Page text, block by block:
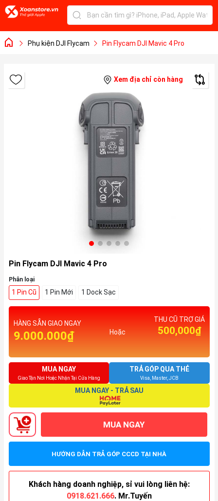
Phụ kiện DJI Flycam Pin Flycam DJI Mavic 4 Pro
Xem địa chỉ còn hàng
Pin Flycam DJI Mavic 4 Pro
Phân loại
1 Pin Cũ 1 Pin Mới 1 Dock Sạc
HÀNG SẴN GIAO NGAY
9.000.000₫ Hoặc
THU CŨ TRỢ GIÁ
500,000₫
MUA NGAY
Giao Tận Nơi Hoặc Nhận Tại Cửa Hàng
TRẢ GÓP QUA THẺ
Visa, Master, JCB
MUA NGAY - TRẢ SAU
MUA NGAY
HƯỚNG DẪN TRẢ GÓP CCCD TẠI NHÀ
Khách hàng doanh nghiệp, sỉ vui lòng liên hệ:
0918.621.666. Mr.Tuyến